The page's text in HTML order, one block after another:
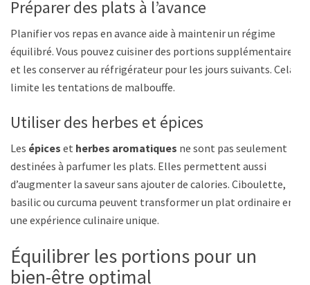
Préparer des plats à l’avance
Planifier vos repas en avance aide à maintenir un régime
équilibré. Vous pouvez cuisiner des portions supplémentaires
et les conserver au réfrigérateur pour les jours suivants. Cela
limite les tentations de malbouffe.
Utiliser des herbes et épices
Les épices et herbes aromatiques ne sont pas seulement
destinées à parfumer les plats. Elles permettent aussi
d’augmenter la saveur sans ajouter de calories. Ciboulette,
basilic ou curcuma peuvent transformer un plat ordinaire en
une expérience culinaire unique.
Équilibrer les portions pour un
bien-être optimal